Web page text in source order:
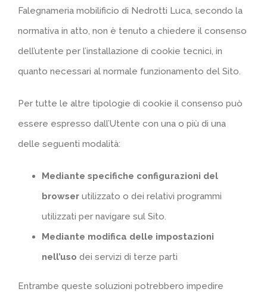
Falegnameria mobilificio di Nedrotti Luca, secondo la
normativa in atto, non è tenuto a chiedere il consenso
dell’utente per l’installazione di cookie tecnici, in
quanto necessari al normale funzionamento del Sito.
Per tutte le altre tipologie di cookie il consenso può
essere espresso dall’Utente con una o più di una
delle seguenti modalità:
Mediante specifiche configurazioni del
browser utilizzato o dei relativi programmi
utilizzati per navigare sul Sito.
Mediante modifica delle impostazioni
nell’uso dei servizi di terze parti
Entrambe queste soluzioni potrebbero impedire